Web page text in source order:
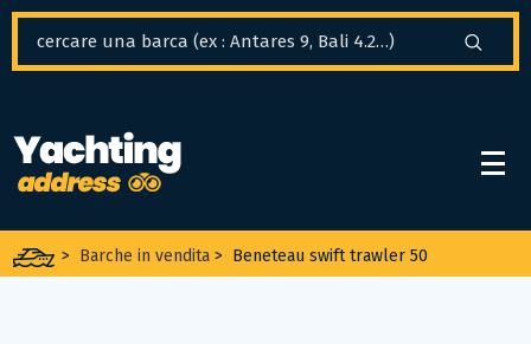
> Barche in vendita > Beneteau swift trawler 50
Pannello di gestione dei cookies